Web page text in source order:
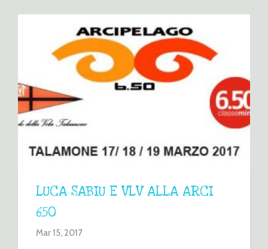
LUCA SABIU E VLV ALLA ARCI
650
Mar 15, 2017